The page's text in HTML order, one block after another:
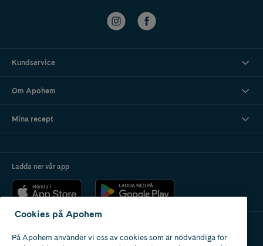
Kundservice
Om Apohem
Mina recept
Ladda ner vår app
Apotek med tillstånd
Cookies på Apohem
På Apohem använder vi oss av cookies som är nödvändiga för